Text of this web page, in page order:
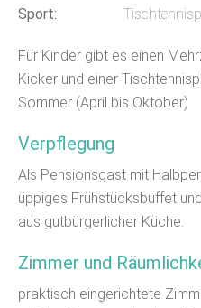
Sport:
Für Kinder gibt es einen
Kicker und einer
Sommer (April bis Oktober)
Verpflegung
Als Pensionsgast mit
üppiges Frühstücksbuffet
aus gutbürgerlicher Küche.
Zimmer und
praktisch eingerichtete